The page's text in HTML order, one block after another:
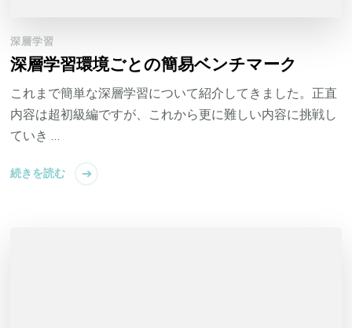
深層学習
深層学習環境ごとの簡易ベンチマーク
これまで簡単な深層学習について紹介してきました。正直
内容は超初級編ですが、これから更に難しい内容に挑戦し
ていき …
続きを読む